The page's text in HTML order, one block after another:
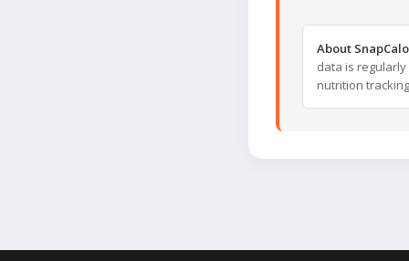
About
data is
nutrition